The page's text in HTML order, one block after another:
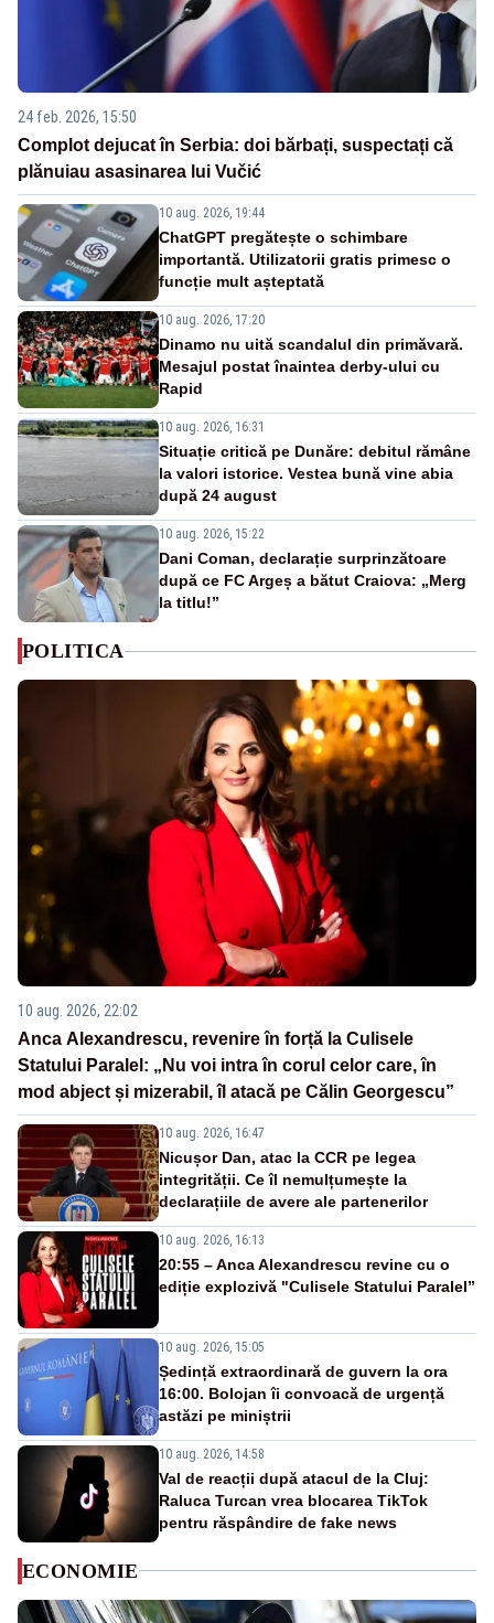
24 feb. 2026, 15:50
Complot dejucat în Serbia: doi bărbați, suspectați că
plănuiau asasinarea lui Vučić
10 aug. 2026, 19:44
ChatGPT pregătește o schimbare
importantă. Utilizatorii gratis primesc o
funcție mult așteptată
10 aug. 2026, 17:20
Dinamo nu uită scandalul din primăvară.
Mesajul postat înaintea derby-ului cu
Rapid
10 aug. 2026, 16:31
Situație critică pe Dunăre: debitul rămâne
la valori istorice. Vestea bună vine abia
după 24 august
10 aug. 2026, 15:22
Dani Coman, declarație surprinzătoare
după ce FC Argeș a bătut Craiova: „Merg
la titlu!”
POLITICA
10 aug. 2026, 22:02
Anca Alexandrescu, revenire în forță la Culisele
Statului Paralel: „Nu voi intra în corul celor care, în
mod abject și mizerabil, îl atacă pe Călin Georgescu”
10 aug. 2026, 16:47
Nicușor Dan, atac la CCR pe legea
integrității. Ce îl nemulțumește la
declarațiile de avere ale partenerilor
10 aug. 2026, 16:13
20:55 – Anca Alexandrescu revine cu o
ediție explozivă "Culisele Statului Paralel”
10 aug. 2026, 15:05
Ședință extraordinară de guvern la ora
16:00. Bolojan îi convoacă de urgență
astăzi pe miniștrii
10 aug. 2026, 14:58
Val de reacții după atacul de la Cluj:
Raluca Turcan vrea blocarea TikTok
pentru răspândire de fake news
ECONOMIE